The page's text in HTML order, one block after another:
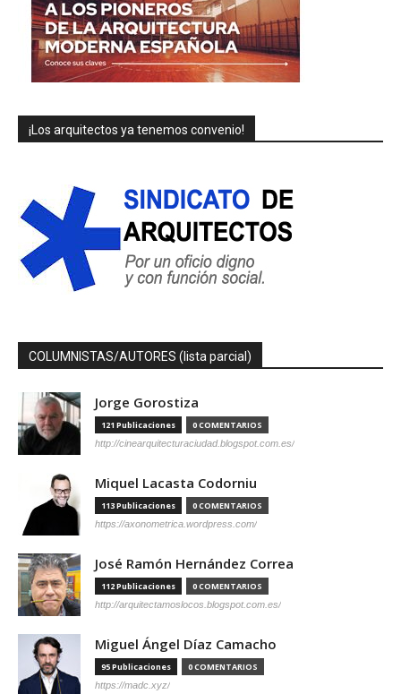
¡Los arquitectos ya tenemos convenio!
COLUMNISTAS/AUTORES (lista parcial)
Jorge Gorostiza
121 Publicaciones 0 COMENTARIOS
http://cinearquitecturaciudad.blogspot.com.es/
Miquel Lacasta Codorniu
113 Publicaciones 0 COMENTARIOS
https://axonometrica.wordpress.com/
José Ramón Hernández Correa
112 Publicaciones 0 COMENTARIOS
http://arquitectamoslocos.blogspot.com.es/
Miguel Ángel Díaz Camacho
95 Publicaciones 0 COMENTARIOS
https://madc.xyz/